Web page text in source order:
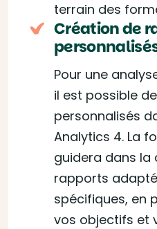
terrain des
Création de
Pour une
il est possible
personnalisés
Analytics 4. La
guidera dans la
rapports
spécifiques, en
vos objectifs et